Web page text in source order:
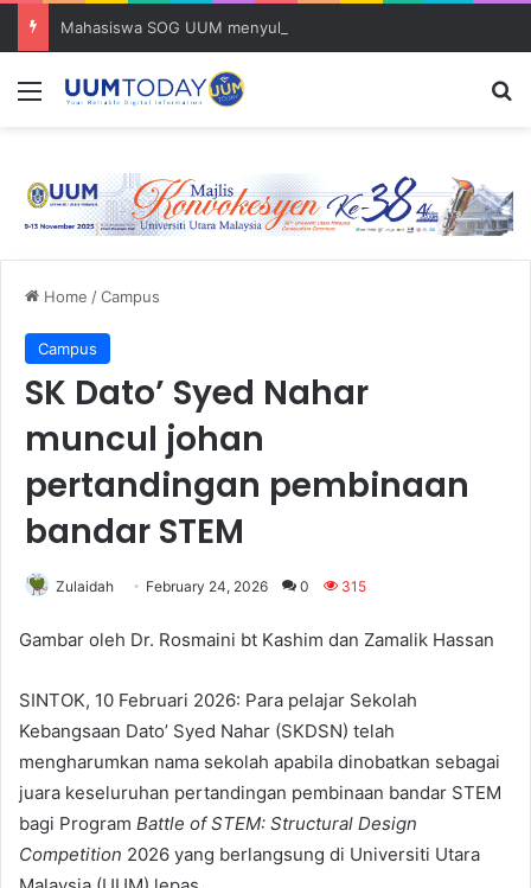
Menu
Home /Campus
Campus
SK Dato’ Syed Nahar
muncul johan
pertandingan pembinaan
bandar STEM
Zulaidah February 24, 2026 0 315
Gambar oleh Dr. Rosmaini bt Kashim dan Zamalik Hassan
SINTOK, 10 Februari 2026: Para pelajar Sekolah
Kebangsaan Dato’ Syed Nahar (SKDSN) telah
mengharumkan nama sekolah apabila dinobatkan sebagai
juara keseluruhan pertandingan pembinaan bandar STEM
bagi Program Battle of STEM: Structural Design
Competition 2026 yang berlangsung di Universiti Utara